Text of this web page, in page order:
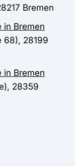
Bremen
in Bremen
68), 28199
in Bremen
28359